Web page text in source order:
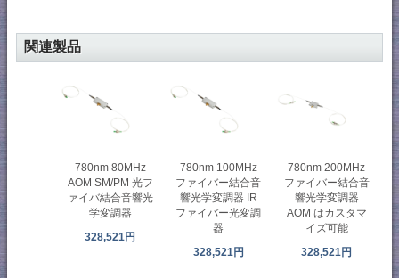
関連製品
780nm 80MHz
AOM SM/PM 光フ
ァイバ結合音響光
学変調器
328,521円
780nm 100MHz
ファイバー結合音
響光学変調器 IR
ファイバー光変調
器
328,521円
780nm 200MHz
ファイバー結合音
響光学変調器
AOM はカスタマ
イズ可能
328,521円